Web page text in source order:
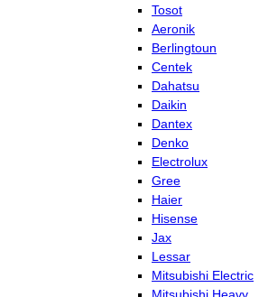
Tosot
Aeronik
Berlingtoun
Centek
Dahatsu
Daikin
Dantex
Denko
Electrolux
Gree
Haier
Hisense
Jax
Lessar
Mitsubishi Electric